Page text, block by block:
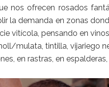
nos ofrecen rosados
la demanda en zonas
vitícola, pensando en
mulata, tintilla, vijariego
en rastras, en